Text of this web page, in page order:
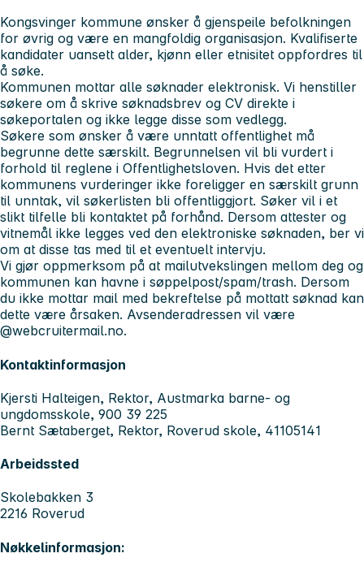
Kongsvinger kommune ønsker å gjenspeile befolkningen
for øvrig og være en mangfoldig organisasjon. Kvalifiserte
kandidater uansett alder, kjønn eller etnisitet oppfordres til
å søke.
Kommunen mottar alle søknader elektronisk. Vi henstiller
søkere om å skrive søknadsbrev og CV direkte i
søkeportalen og ikke legge disse som vedlegg.
Søkere som ønsker å være unntatt offentlighet må
begrunne dette særskilt. Begrunnelsen vil bli vurdert i
forhold til reglene i Offentlighetsloven. Hvis det etter
kommunens vurderinger ikke foreligger en særskilt grunn
til unntak, vil søkerlisten bli offentliggjort. Søker vil i et
slikt tilfelle bli kontaktet på forhånd. Dersom attester og
vitnemål ikke legges ved den elektroniske søknaden, ber vi
om at disse tas med til et eventuelt intervju.
Vi gjør oppmerksom på at mailutvekslingen mellom deg og
kommunen kan havne i søppelpost/spam/trash. Dersom
du ikke mottar mail med bekreftelse på mottatt søknad kan
dette være årsaken. Avsenderadressen vil være
@webcruitermail.no.
Kontaktinformasjon
Kjersti Halteigen, Rektor, Austmarka barne- og
ungdomsskole, 900 39 225
Bernt Sætaberget, Rektor, Roverud skole, 41105141
Arbeidssted
Skolebakken 3
2216 Roverud
Nøkkelinformasjon: